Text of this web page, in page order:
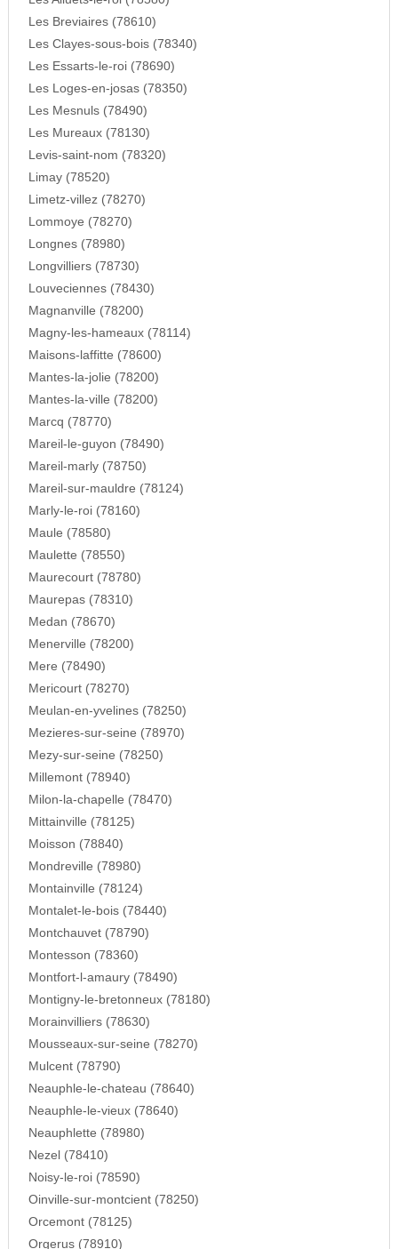
Les Breviaires (78610)
Les Clayes-sous-bois (78340)
Les Essarts-le-roi (78690)
Les Loges-en-josas (78350)
Les Mesnuls (78490)
Les Mureaux (78130)
Levis-saint-nom (78320)
Limay (78520)
Limetz-villez (78270)
Lommoye (78270)
Longnes (78980)
Longvilliers (78730)
Louveciennes (78430)
Magnanville (78200)
Magny-les-hameaux (78114)
Maisons-laffitte (78600)
Mantes-la-jolie (78200)
Mantes-la-ville (78200)
Marcq (78770)
Mareil-le-guyon (78490)
Mareil-marly (78750)
Mareil-sur-mauldre (78124)
Marly-le-roi (78160)
Maule (78580)
Maulette (78550)
Maurecourt (78780)
Maurepas (78310)
Medan (78670)
Menerville (78200)
Mere (78490)
Mericourt (78270)
Meulan-en-yvelines (78250)
Mezieres-sur-seine (78970)
Mezy-sur-seine (78250)
Millemont (78940)
Milon-la-chapelle (78470)
Mittainville (78125)
Moisson (78840)
Mondreville (78980)
Montainville (78124)
Montalet-le-bois (78440)
Montchauvet (78790)
Montesson (78360)
Montfort-l-amaury (78490)
Montigny-le-bretonneux (78180)
Morainvilliers (78630)
Mousseaux-sur-seine (78270)
Mulcent (78790)
Neauphle-le-chateau (78640)
Neauphle-le-vieux (78640)
Neauphlette (78980)
Nezel (78410)
Noisy-le-roi (78590)
Oinville-sur-montcient (78250)
Orcemont (78125)
Orgerus (78910)